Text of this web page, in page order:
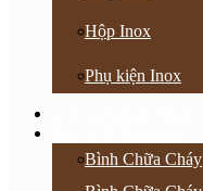
Hộp Inox
Phụ kiện Inox
Bình Chữa Cháy